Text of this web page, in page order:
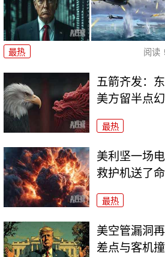
最热 阅读
五箭齐发：
美方留半点
最热
美利坚一场
救护机送了命
最热
美空管漏洞
差点与客机